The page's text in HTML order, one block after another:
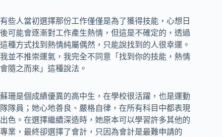
有些人當初選擇那份工作僅僅是為了獲得技能，心想日
後可能會逐漸對工作產生熱情，但這是不確定的，透過
這種方式找到熱情純屬偶然，只能說找到的人很幸運。
我並不推崇運氣，我完全不同意「找到你的技能，熱情
會隨之而來」這種說法。
蘇珊是個成績優異的高中生，在學校很活躍，也是運動
隊隊員；她心地善良、嚴格自律，在所有科目中都表現
出色。在選擇繼續深造時，她原本可以學習許多其他的
專業，最終卻選擇了會計，只因為會計是最難申請的